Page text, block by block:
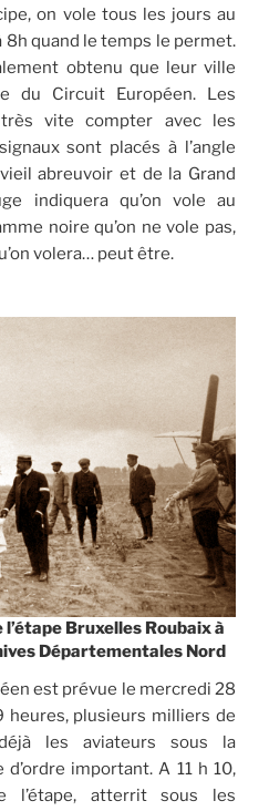
on vole tous les jours au
8h quand le temps le permet.
obtenu que leur ville
du Circuit Européen. Les
vite compter avec les
sont placés à l’angle
abreuvoir et de la Grand
indiquera qu’on vole au
noire qu’on ne vole pas,
volera… peut être.
Bruxelles Roubaix à
Départementales Nord
est prévue le mercredi 28
heures, plusieurs milliers de
les aviateurs sous la
important. A 11 h 10,
l’étape, atterrit sous les